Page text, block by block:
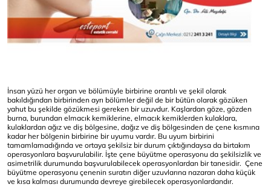
İnsan yüzü her organ ve bölümüyle birbirine orantılı ve şekil olarak
bakıldığından birbirinden ayrı bölümler değil de bir bütün olarak gözüken
yahut bu şekilde gözükmesi gereken bir uzuvdur. Kaşlardan göze, gözden
burna, burundan elmacık kemiklerine, elmacık kemiklerden kulaklara,
kulaklardan ağız ve diş bölgesine, dağız ve diş bölgesinden de çene kısmına
kadar her bölgenin birbirine bir uyumu vardır. Bu uyum birbirini
tamamlamadığında ve ortaya şekilsiz bir durum çıktığındaysa da birtakım
operasyonlara başvurulabilir. İşte çene büyütme operasyonu da şekilsizlik ve
asimetrilik durumunda başvurulabilecek operasyonlardan bir tanesidir. Çene
büyütme operasyonu çenenin suratın diğer uzuvlarına nazaran daha küçük
ve kısa kalması durumunda devreye girebilecek operasyonlardandır.